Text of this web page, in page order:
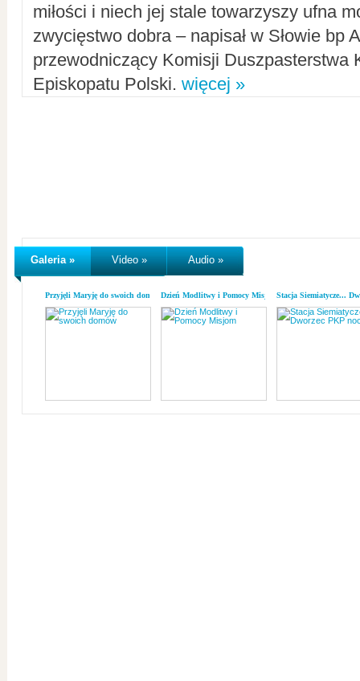
miłości i niech jej stale towarzyszy ufna
zwycięstwo dobra – napisał w Słowie bp
przewodniczący Komisji Duszpasterstwa
Episkopatu Polski. więcej »
Galeria » Video » Audio »
Przyjęli Maryję do swoich domówDzień Modlitwy i Pomocy MisjomStacja Siemiatycze...